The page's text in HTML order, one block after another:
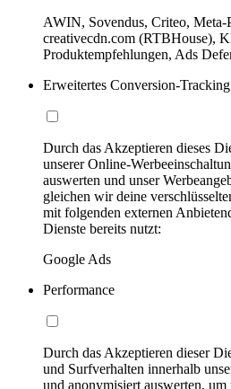
AWIN, Sovendus, Criteo,
creativecdn.com (RTBHouse),
Produktempfehlungen, Ads
Erweitertes Conversion-Tracking
Durch das Akzeptieren dieses
unserer Online-
auswerten und unser
gleichen wir deine
mit folgenden externen
Dienste bereits nutzt:
Google Ads
Performance
Durch das Akzeptieren dieser
und Surfverhalten innerhalb
und anonymisiert auswerten, um